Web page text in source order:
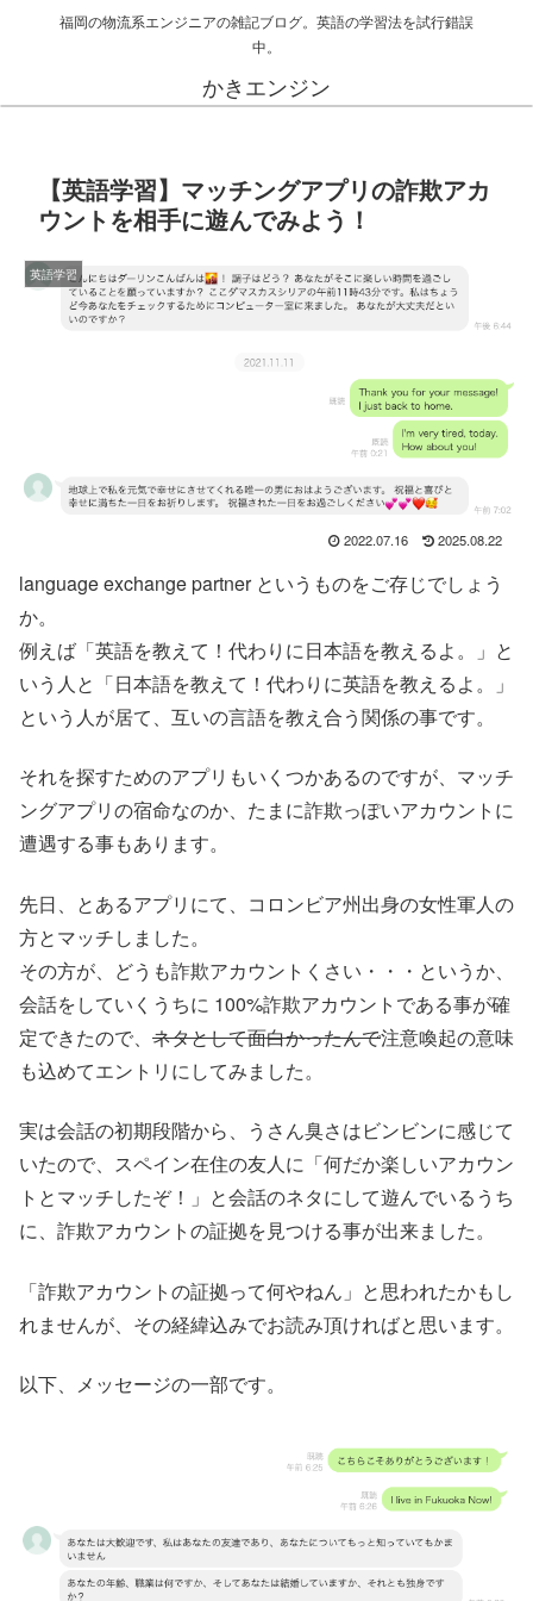
福岡の物流系エンジニアの雑記ブログ。英語の学習法を試行錯誤
中。
かきエンジン
【英語学習】マッチングアプリの詐欺アカ
ウントを相手に遊んでみよう！
英語学習
2022.07.16 2025.08.22
language exchange partner というものをご存じでしょう
か。
例えば「英語を教えて！代わりに日本語を教えるよ。」と
いう人と「日本語を教えて！代わりに英語を教えるよ。」
という人が居て、互いの言語を教え合う関係の事です。
それを探すためのアプリもいくつかあるのですが、マッチ
ングアプリの宿命なのか、たまに詐欺っぽいアカウントに
遭遇する事もあります。
先日、とあるアプリにて、コロンビア州出身の女性軍人の
方とマッチしました。
その方が、どうも詐欺アカウントくさい・・・というか、
会話をしていくうちに 100%詐欺アカウントである事が確
定できたので、 ネタとして面白かったんで注意喚起の意味
も込めてエントリにしてみました。
実は会話の初期段階から、うさん臭さはビンビンに感じて
いたので、スペイン在住の友人に「何だか楽しいアカウン
トとマッチしたぞ！」と会話のネタにして遊んでいるうち
に、詐欺アカウントの証拠を見つける事が出来ました。
「詐欺アカウントの証拠って何やねん」と思われたかもし
れませんが、その経緯込みでお読み頂ければと思います。
以下、メッセージの一部です。